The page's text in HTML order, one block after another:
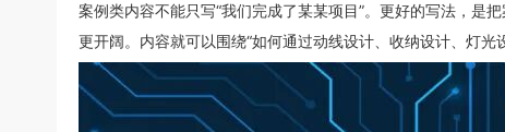
案例类内容不能只写“我们完成了某某项目”。更好的写法，是
更开阔。内容就可以围绕“如何通过动线设计、收纳设计、灯光